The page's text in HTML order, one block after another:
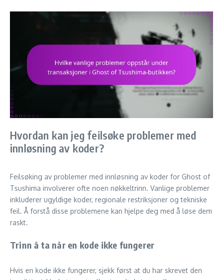
Hvordan kan jeg feilsøke problemer med
innløsning av koder?
Feilsøking av problemer med innløsning av koder for Ghost of
Tsushima involverer ofte noen nøkkeltrinn. Vanlige problemer
inkluderer ugyldige koder, regionale restriksjoner og tekniske
feil. Å forstå disse problemene kan hjelpe deg med å løse dem
raskt.
Trinn å ta når en kode ikke fungerer
Hvis en kode ikke fungerer, sjekk først at du har skrevet den